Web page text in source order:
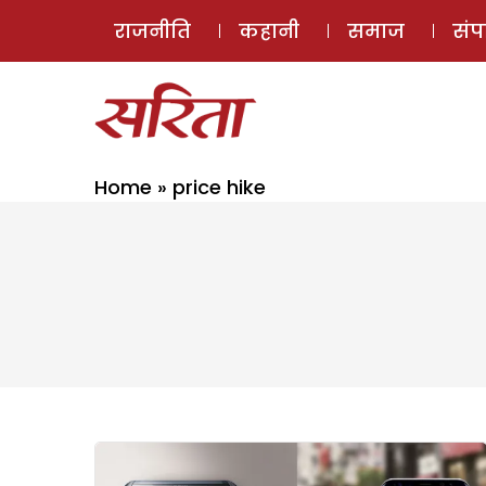
राजनीति कहानी समाज
Home » price hike